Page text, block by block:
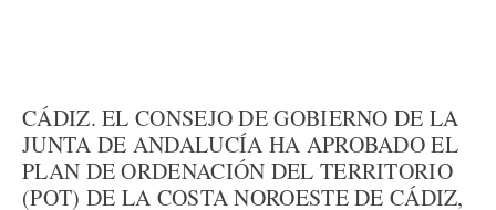
CÁDIZ. EL CONSEJO DE GOBIERNO DE LA
JUNTA DE ANDALUCÍA HA APROBADO EL
PLAN DE ORDENACIÓN DEL TERRITORIO
(POT) DE LA COSTA NOROESTE DE CÁDIZ,